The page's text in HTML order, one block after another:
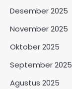
Desember 2025
November 2025
Oktober 2025
September 2025
Agustus 2025